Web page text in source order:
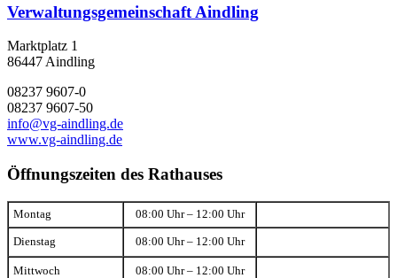
Verwaltungsgemeinschaft Aindling
Marktplatz 1
86447 Aindling
08237 9607-0
08237 9607-50
info@vg-aindling.de
www.vg-aindling.de
Öffnungszeiten des Rathauses
Montag 08:00 Uhr – 12:00 Uhr
Dienstag 08:00 Uhr – 12:00 Uhr
Mittwoch 08:00 Uhr – 12:00 Uhr